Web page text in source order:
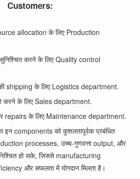
Customers:
allocation के लिए Production
करने के लिए Quality control
shipping के लिए Logistics department.
करने के लिए Sales department.
repairs के लिए Maintenance department.
इन components को कुशलतापूर्वक प्रबंधित
processes, उच्च-गुणवत्ता output, और
हो सके, जिससे manufacturing
और सफलता में योगदान मिलता है।